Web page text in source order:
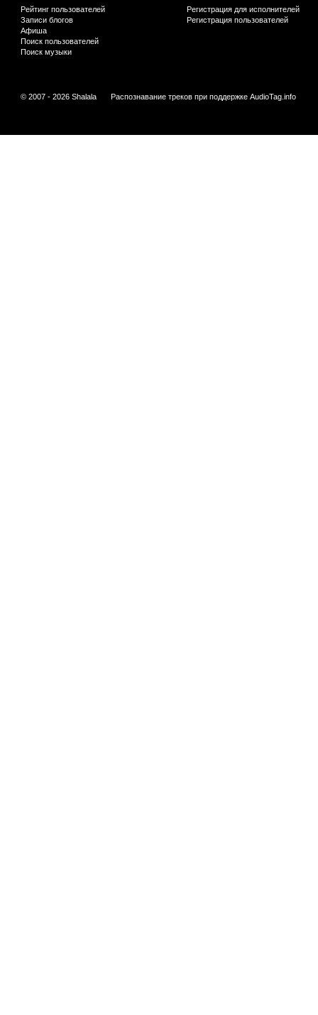
Рейтинг пользователей
Записи блогов
Афиша
Поиск пользователей
Поиск музыки
Регистрация для исполнителей
Регистрация пользователей
© 2007 - 2026 Shalala Распознавание треков при поддержке AudioTag.info